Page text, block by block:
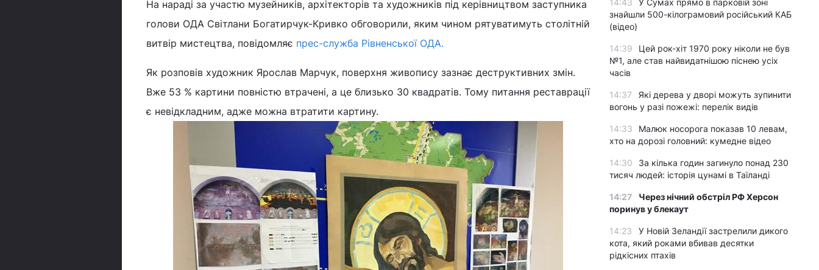
На нараді за участю музейників, архітекторів та художників під керівництвом заступника
голови ОДА Світлани Богатирчук-Кривко обговорили, яким чином рятуватимуть столітній
витвір мистецтва, повідомляє прес-служба Рівненської ОДА.
Як розповів художник Ярослав Марчук, поверхня живопису зазнає деструктивних змін.
Вже 53 % картини повністю втрачені, а це близько 30 квадратів. Тому питання реставрації
є невідкладним, адже можна втратити картину.
14:43
У Сумах прямо в парковій зоні
знайшли 500-кілограмовий російський КАБ
(відео)
14:39
Цей рок-хіт 1970 року ніколи не був
№1, але став найвидатнішою піснею усіх
часів
14:37
Які дерева у дворі можуть зупинити
вогонь у разі пожежі: перелік видів
14:33
Малюк носорога показав 10 левам,
хто на дорозі головний: кумедне відео
14:30
За кілька годин загинуло понад 230
тисяч людей: історія цунамі в Таїланді
14:27
Через нічний обстріл РФ Херсон
поринув у блекаут
14:23
У Новій Зеландії застрелили дикого
кота, який роками вбивав десятки
рідкісних птахів